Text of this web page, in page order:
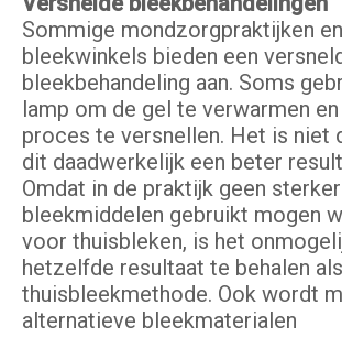
Sommige mondzorgpraktijken en
bleekwinkels bieden een
bleekbehandeling aan. Soms
lamp om de gel te verwarmen
proces te versnellen. Het is niet
dit daadwerkelijk een beter
Omdat in de praktijk geen
bleekmiddelen gebruikt mogen
voor thuisbleken, is het
hetzelfde resultaat te behalen
thuisbleekmethode. Ook wordt
alternatieve bleekmaterialen